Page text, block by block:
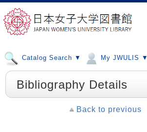
Catalog Search ▼ My JWULIS ▼
Bibliography Details
Back to previous